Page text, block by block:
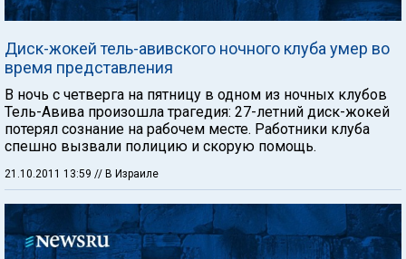
Диск-жокей тель-авивского ночного клуба умер во
время представления
В ночь с четверга на пятницу в одном из ночных клубов
Тель-Авива произошла трагедия: 27-летний диск-жокей
потерял сознание на рабочем месте. Работники клуба
спешно вызвали полицию и скорую помощь.
21.10.2011 13:59 // В Израиле